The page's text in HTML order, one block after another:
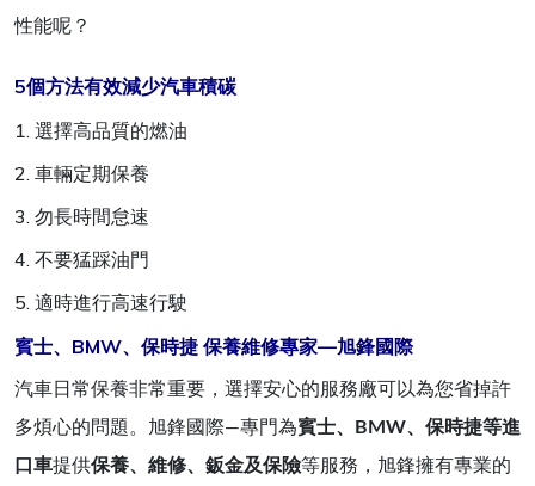
性能呢？
5個方法有效減少汽車積碳
1. 選擇高品質的燃油
2. 車輛定期保養
3. 勿長時間怠速
4. 不要猛踩油門
5. 適時進行高速行駛
賓士、BMW、保時捷 保養維修專家—旭鋒國際
汽車日常保養非常重要，選擇安心的服務廠可以為您省掉許
多煩心的問題。旭鋒國際—專門為賓士、BMW、保時捷等進
口車提供保養、維修、鈑金及保險等服務，旭鋒擁有專業的